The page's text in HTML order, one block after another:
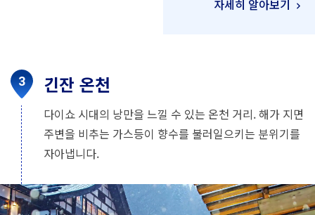
자세히 알아보기
긴잔 온천
다이쇼 시대의 낭만을 느낄 수 있는 온천 거리. 해가 지면
주변을 비추는 가스등이 향수를 불러일으키는 분위기를
자아냅니다.